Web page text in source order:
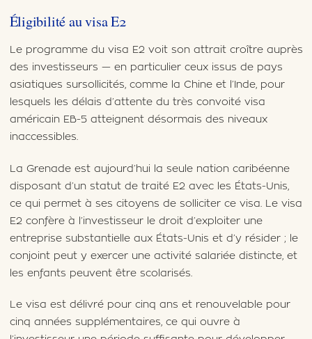
Éligibilité au visa E2
Le programme du visa E2 voit son attrait croître auprès
des investisseurs — en particulier ceux issus de pays
asiatiques sursollicités, comme la Chine et l’Inde, pour
lesquels les délais d’attente du très convoité visa
américain EB-5 atteignent désormais des niveaux
inaccessibles.
La Grenade est aujourd’hui la seule nation caribéenne
disposant d’un statut de traité E2 avec les États-Unis,
ce qui permet à ses citoyens de solliciter ce visa. Le visa
E2 confère à l’investisseur le droit d’exploiter une
entreprise substantielle aux États-Unis et d’y résider ; le
conjoint peut y exercer une activité salariée distincte, et
les enfants peuvent être scolarisés.
Le visa est délivré pour cinq ans et renouvelable pour
cinq années supplémentaires, ce qui ouvre à